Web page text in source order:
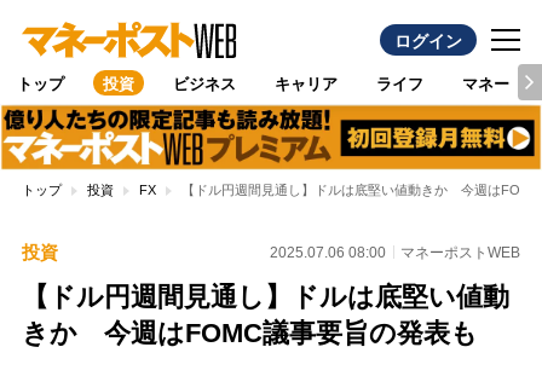
ログイン
トップ 投資 ビジネス キャリア ライフ マネー
トップ 投資 FX 【ドル円週間見通し】ドルは底堅い値動きか 今週は
投資 2025.07.06 08:00 マネーポストWEB
【ドル円週間見通し】ドルは底堅い値動
きか 今週はFOMC議事要旨の発表も